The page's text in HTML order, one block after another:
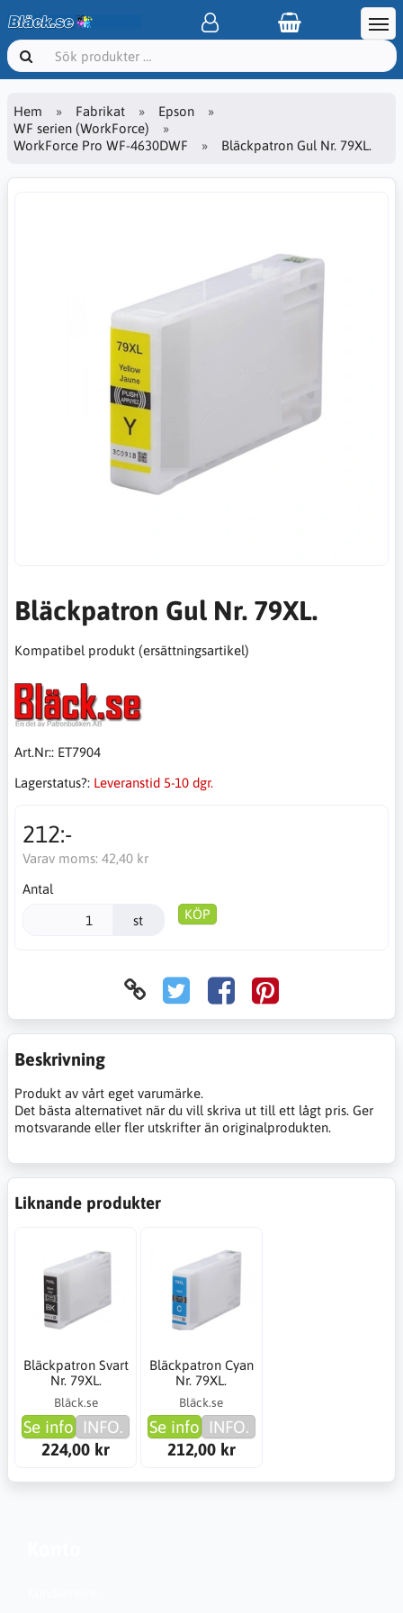
Hem Fabrikat
Epson
WF serien (WorkForce)
WorkForce Pro WF-4630DWF
Bläckpatron Gul Nr. 79XL.
Bläckpatron Gul Nr. 79XL.
Kompatibel produkt (ersättningsartikel)
Art.Nr:: ET7904
Lagerstatus?: Leveranstid 5-10 dgr.
212:-
Varav moms: 42,40 kr
Antal
st KÖP
Beskrivning
Produkt av vårt eget varumärke.
Det bästa alternativet när du vill skriva ut till ett lågt pris. Ger
motsvarande eller fler utskrifter än originalprodukten.
Liknande produkter
Bläckpatron Svart
Nr. 79XL.
Bläck.se
Se info INFO.
224,00 kr
Bläckpatron Cyan
Nr. 79XL.
Bläck.se
Se info INFO.
212,00 kr